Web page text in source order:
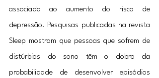
associada ao aumento do risco de
depressão. Pesquisas publicadas na revista
Sleep mostram que pessoas que sofrem de
distúrbios do sono têm o dobro da
probabilidade de desenvolver episódios